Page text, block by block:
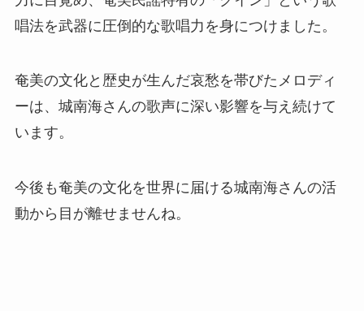
唱法を武器に圧倒的な歌唱力を身につけました。
奄美の文化と歴史が生んだ哀愁を帯びたメロディ
ーは、城南海さんの歌声に深い影響を与え続けて
います。
今後も奄美の文化を世界に届ける城南海さんの活
動から目が離せませんね。